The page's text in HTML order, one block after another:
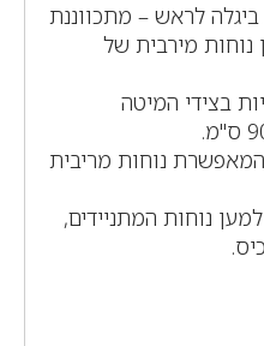
לראש – מתכווננת
נוחות מירבית של
בצידי המיטה
המאפשרת נוחות מריבית
נוחות המתניידים,